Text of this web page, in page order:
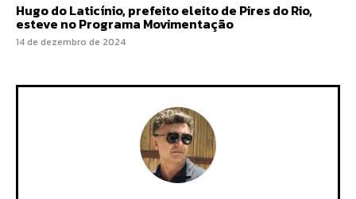
Hugo do Laticínio, prefeito eleito de Pires do Rio,
esteve no Programa Movimentação
14 de dezembro de 2024